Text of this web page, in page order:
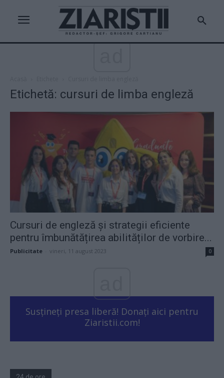
Etichetă: cursuri de limba engleză
Cursuri de engleză și strategii eficiente
pentru îmbunătățirea abilităților de vorbire...
Publicitate vineri, 11 august 2023 0
Susțineți presa liberă! Donați aici pentru
Ziaristii.com!